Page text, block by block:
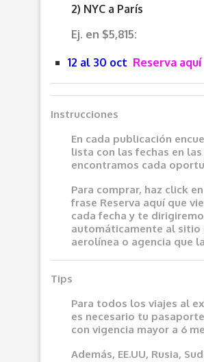
2) NYC a París
Ej. en $5,815:
12 al 30 oct Reserva aquí
Instrucciones
En cada publicación
lista con las fechas en las
encontramos cada
Para comprar, haz click
frase Reserva aquí que
cada fecha y te
automáticamente al sitio
aerolínea o agencia que
Tips
Para todos los viajes al
es necesario tu
con vigencia mayor a 6
Además, EE.UU, Rusia,